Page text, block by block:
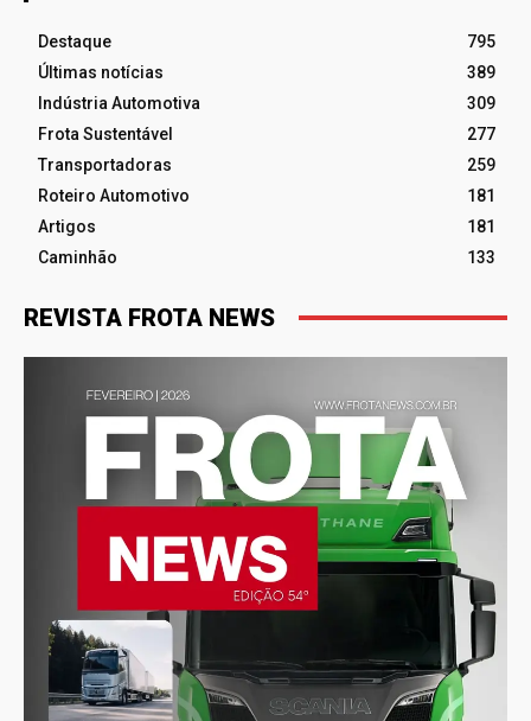
Destaque
795
Últimas notícias
389
Indústria Automotiva
309
Frota Sustentável
277
Transportadoras
259
Roteiro Automotivo
181
Artigos
181
Caminhão
133
REVISTA FROTA NEWS